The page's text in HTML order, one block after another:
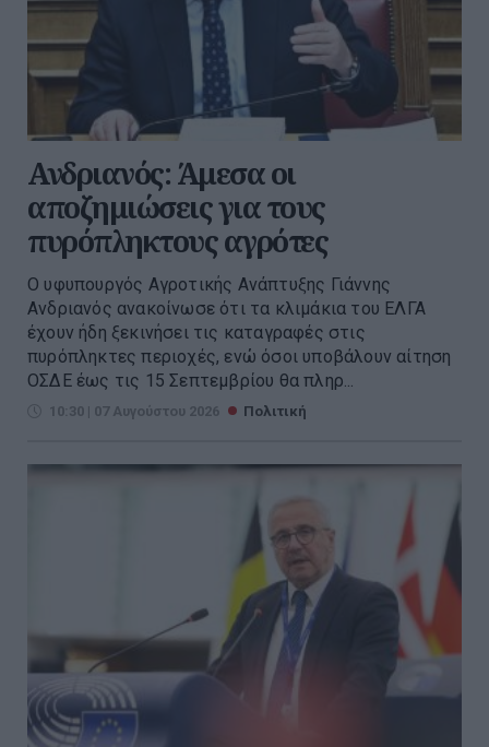
Ανδριανός: Άμεσα οι
αποζημιώσεις για τους
πυρόπληκτους αγρότες
Ο υφυπουργός Αγροτικής Ανάπτυξης Γιάννης
Ανδριανός ανακοίνωσε ότι τα κλιμάκια του ΕΛΓΑ
έχουν ήδη ξεκινήσει τις καταγραφές στις
πυρόπληκτες περιοχές, ενώ όσοι υποβάλουν αίτηση
ΟΣΔΕ έως τις 15 Σεπτεμβρίου θα πληρ...
10:30 | 07 Αυγούστου 2026 Πολιτική